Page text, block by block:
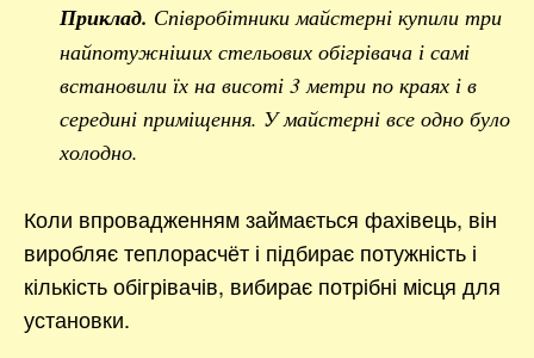
Приклад. Співробітники майстерні купили три
найпотужніших стельових обігрівача і самі
встановили їх на висоті 3 метри по краях і в
середині приміщення. У майстерні все одно було
холодно.
Коли впровадженням займається фахівець, він
виробляє теплорасчёт і підбирає потужність і
кількість обігрівачів, вибирає потрібні місця для
установки.